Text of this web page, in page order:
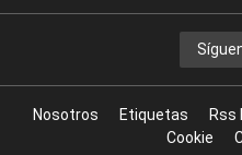
Nosotros Etiquetas Rss
Cookie